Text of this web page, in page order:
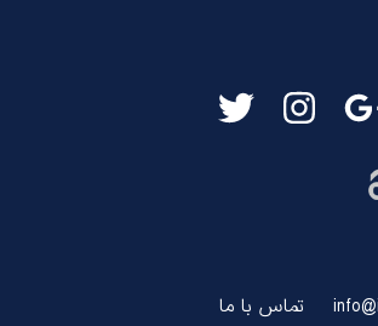
تماس با ما